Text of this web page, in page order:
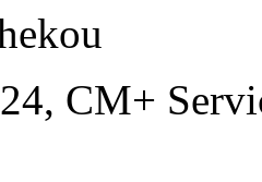
CM+